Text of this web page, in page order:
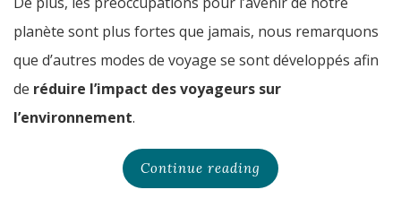
planète sont plus fortes que jamais, nous remarquons
que d’autres modes de voyage se sont développés afin
de réduire l’impact des voyageurs sur
l’environnement.
Continue reading